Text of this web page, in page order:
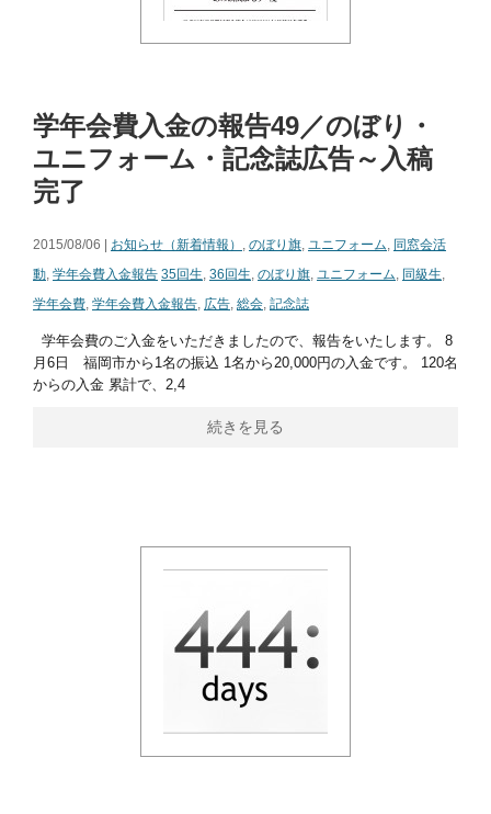
学年会費入金の報告49／のぼり・
ユニフォーム・記念誌広告～入稿
完了
2015/08/06 | お知らせ（新着情報） , のぼり旗, ユニフォーム, 同窓会活
動, 学年会費入金報告 35回生, 36回生, のぼり旗, ユニフォーム, 同級生,
学年会費, 学年会費入金報告, 広告, 総会, 記念誌
学年会費のご入金をいただきましたので、報告をいたします。 8
月6日 福岡市から1名の振込 1名から20,000円の入金です。 120名
からの入金 累計で、2,4
続きを見る